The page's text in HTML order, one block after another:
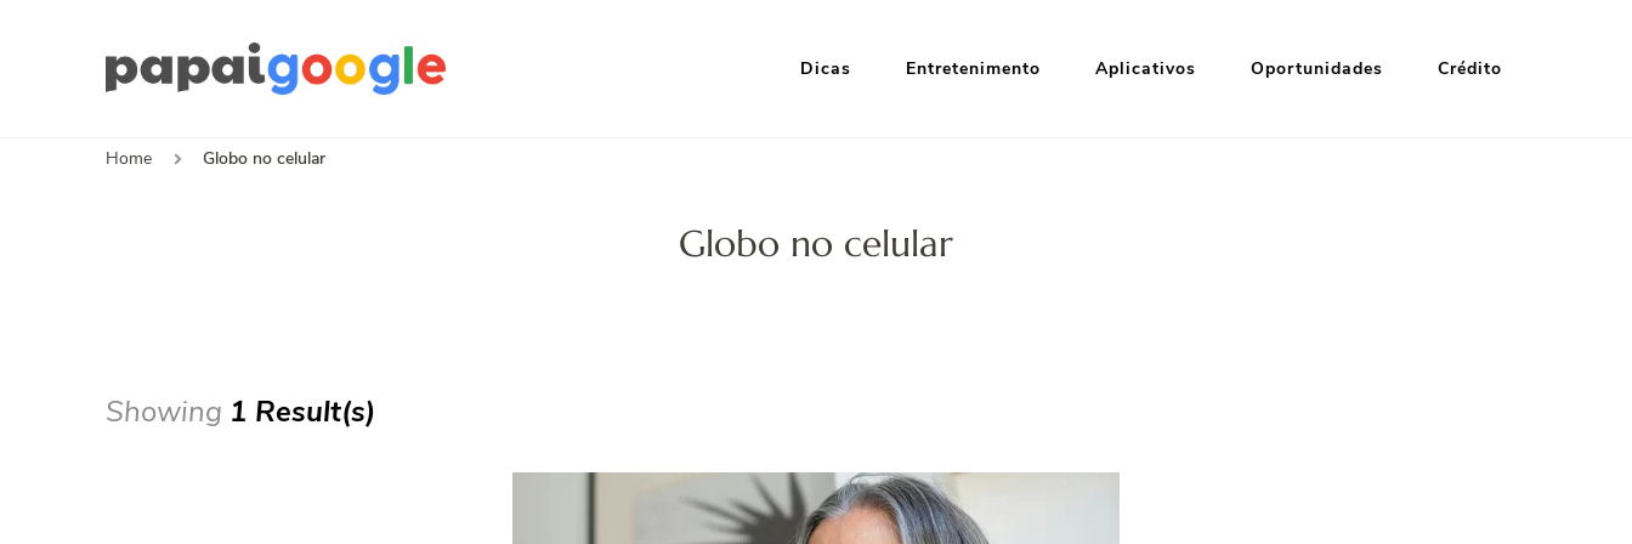
Dicas Entretenimento Aplicativos Oportunidades Crédito
Home Globo no celular
Globo no celular
Showing 1 Result(s)